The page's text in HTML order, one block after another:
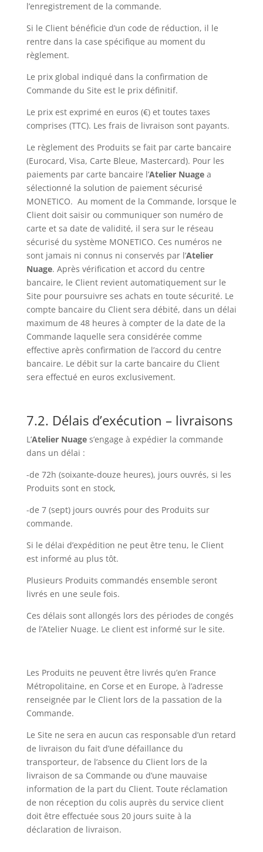
l’enregistrement de la commande.
Si le Client bénéficie d’un code de réduction, il le
rentre dans la case spécifique au moment du
règlement.
Le prix global indiqué dans la confirmation de
Commande du Site est le prix définitif.
Le prix est exprimé en euros (€) et toutes taxes
comprises (TTC). Les frais de livraison sont payants.
Le règlement des Produits se fait par carte bancaire
(Eurocard, Visa, Carte Bleue, Mastercard). Pour les
paiements par carte bancaire l’Atelier Nuage a
sélectionné la solution de paiement sécurisé
MONETICO. Au moment de la Commande, lorsque le
Client doit saisir ou communiquer son numéro de
carte et sa date de validité, il sera sur le réseau
sécurisé du système MONETICO. Ces numéros ne
sont jamais ni connus ni conservés par l’Atelier
Nuage. Après vérification et accord du centre
bancaire, le Client revient automatiquement sur le
Site pour poursuivre ses achats en toute sécurité. Le
compte bancaire du Client sera débité, dans un délai
maximum de 48 heures à compter de la date de la
Commande laquelle sera considérée comme
effective après confirmation de l’accord du centre
bancaire. Le débit sur la carte bancaire du Client
sera effectué en euros exclusivement.
7.2. Délais d’exécution – livraisons
L’Atelier Nuage s’engage à expédier la commande
dans un délai :
-de 72h (soixante-douze heures), jours ouvrés, si les
Produits sont en stock,
-de 7 (sept) jours ouvrés pour des Produits sur
commande.
Si le délai d’expédition ne peut être tenu, le Client
est informé au plus tôt.
Plusieurs Produits commandés ensemble seront
livrés en une seule fois.
Ces délais sont allongés lors des périodes de congés
de l’Atelier Nuage. Le client est informé sur le site.
Les Produits ne peuvent être livrés qu’en France
Métropolitaine, en Corse et en Europe, à l’adresse
renseignée par le Client lors de la passation de la
Commande.
Le Site ne sera en aucun cas responsable d’un retard
de livraison du fait d’une défaillance du
transporteur, de l’absence du Client lors de la
livraison de sa Commande ou d’une mauvaise
information de la part du Client. Toute réclamation
de non réception du colis auprès du service client
doit être effectuée sous 20 jours suite à la
déclaration de livraison.